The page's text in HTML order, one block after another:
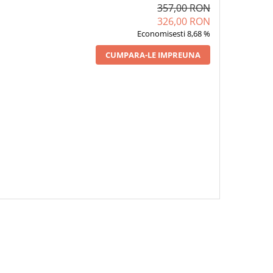
357,00 RON
326,00 RON
Economisesti 8,68 %
CUMPARA-LE IMPREUNA